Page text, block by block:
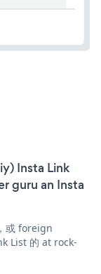
Insta Link
guru an Insta
或 foreign
List 的 at rock-